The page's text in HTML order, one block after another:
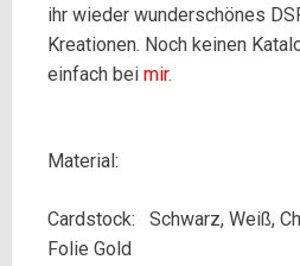
ihr wieder wunderschönes
Kreationen. Noch keinen
einfach bei mir.
Material:
Cardstock: Schwarz, Weiß,
Folie Gold